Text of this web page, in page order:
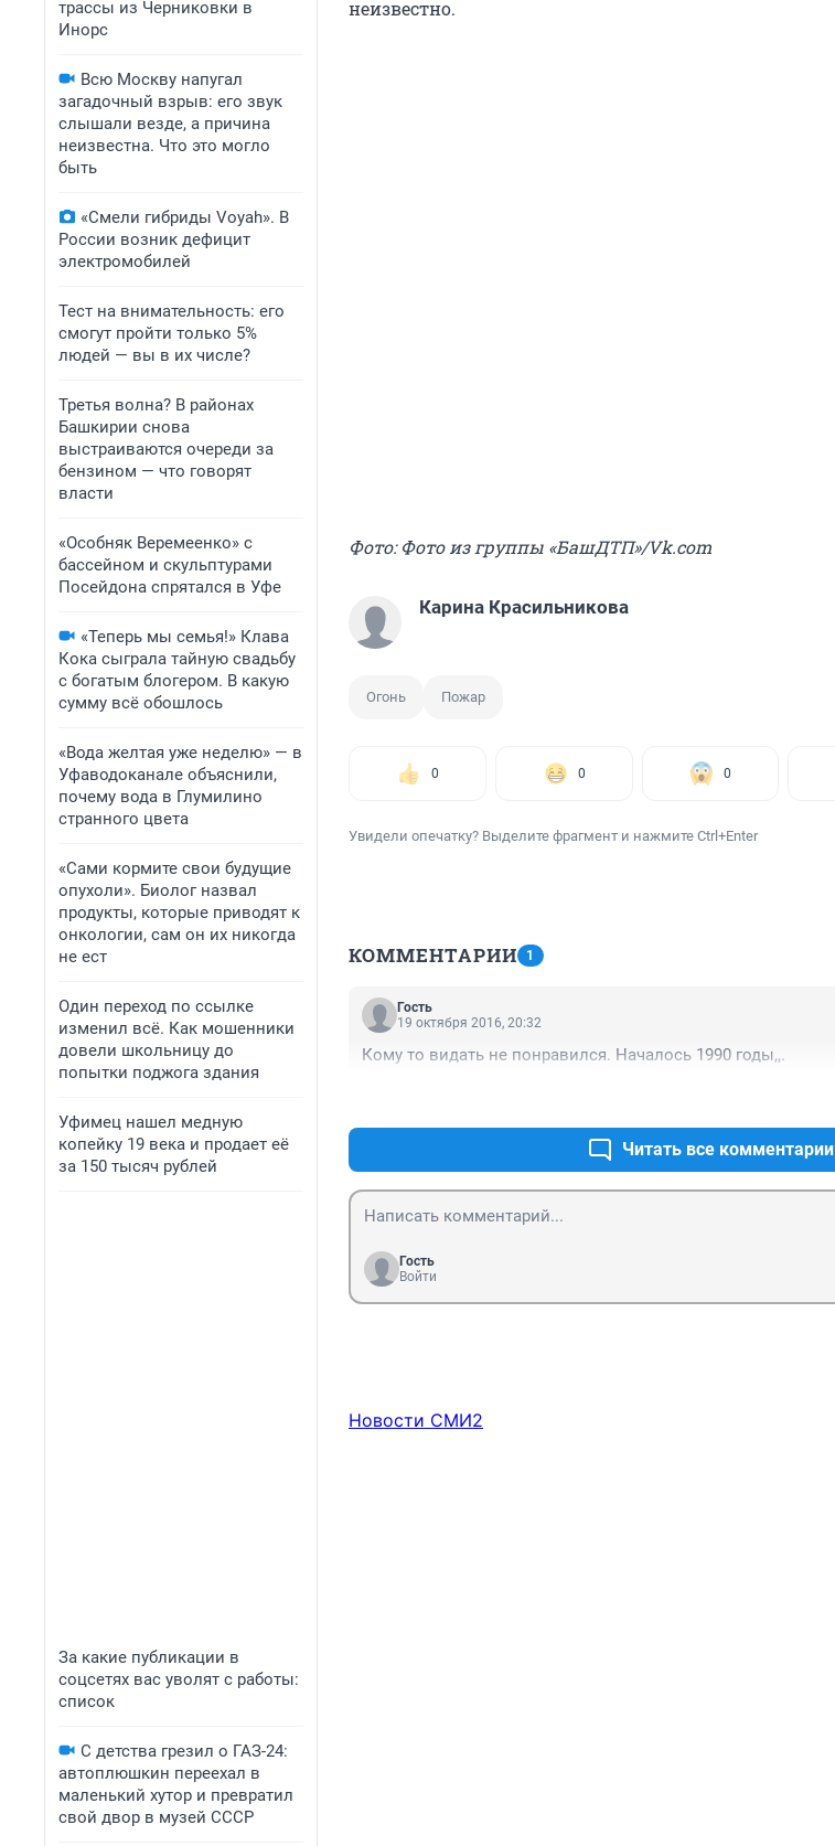
трассы из Черниковки в
Инорс
Всю Москву напугал
загадочный взрыв: его звук
слышали везде, а причина
неизвестна. Что это могло
быть
«Смели гибриды Voyah». В
России возник дефицит
электромобилей
Тест на внимательность: его
смогут пройти только 5%
людей — вы в их числе?
Третья волна? В районах
Башкирии снова
выстраиваются очереди за
бензином — что говорят
власти
«Особняк Веремеенко» с
бассейном и скульптурами
Посейдона спрятался в Уфе
«Теперь мы семья!» Клава
Кока сыграла тайную свадьбу
с богатым блогером. В какую
сумму всё обошлось
«Вода желтая уже неделю» — в
Уфаводоканале объяснили,
почему вода в Глумилино
странного цвета
«Сами кормите свои будущие
опухоли». Биолог назвал
продукты, которые приводят к
онкологии, сам он их никогда
не ест
Один переход по ссылке
изменил всё. Как мошенники
довели школьницу до
попытки поджога здания
Уфимец нашел медную
копейку 19 века и продает её
за 150 тысяч рублей
За какие публикации в
соцсетях вас уволят с работы:
список
С детства грезил о ГАЗ-24:
автоплюшкин переехал в
маленький хутор и превратил
свой двор в музей СССР
неизвестно.
Фото: Фото из группы «БашДТП»/Vk.com
Карина Красильникова
Огонь Пожар
0 0 0
Увидели опечатку? Выделите фрагмент и нажмите Ctrl+Enter
КОММЕНТАРИИ 1
Гость
19 октября 2016, 20:32
Кому то видать не понравился. Началось 1990 годы,,.
Читать все комментарии
Гость
Войти
Новости СМИ2